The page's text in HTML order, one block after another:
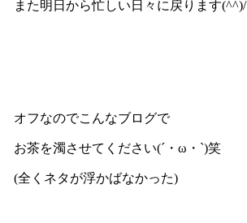
また明日から忙しい日々に戻ります(^^)/
オフなのでこんなブログで
お茶を濁させてください(´・ω・`)笑
(全くネタが浮かばなかった)